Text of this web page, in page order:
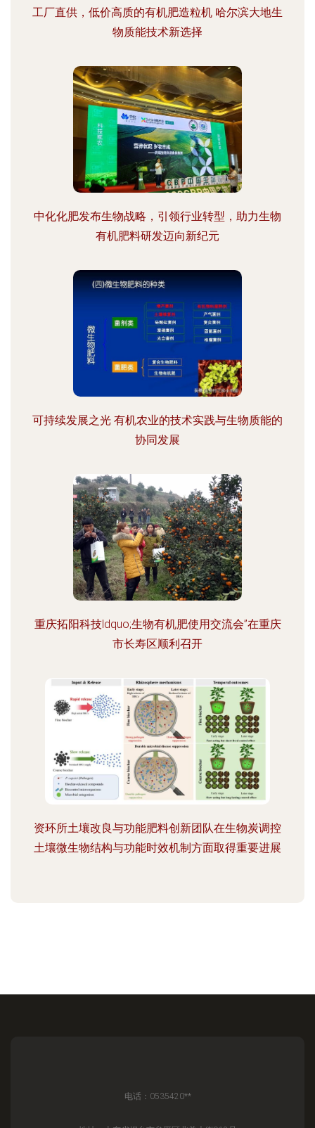
工厂直供，低价高质的有机肥造粒机 哈尔滨大地生
物质能技术新选择
中化化肥发布生物战略，引领行业转型，助力生物
有机肥料研发迈向新纪元
可持续发展之光 有机农业的技术实践与生物质能的
协同发展
重庆拓阳科技ldquo;生物有机肥使用交流会”在重庆
市长寿区顺利召开
资环所土壤改良与功能肥料创新团队在生物炭调控
土壤微生物结构与功能时效机制方面取得重要进展
电话：0535420**